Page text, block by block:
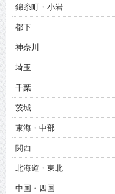
錦糸町・小岩
都下
神奈川
埼玉
千葉
茨城
東海・中部
関西
北海道・東北
中国・四国